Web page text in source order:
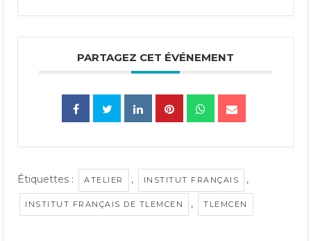
PARTAGEZ CET ÉVÉNEMENT
Étiquettes : ATELIER , INSTITUT FRANÇAIS ,
INSTITUT FRANÇAIS DE TLEMCEN , TLEMCEN